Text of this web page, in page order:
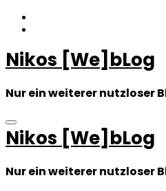
Zum
Inhalt
Nikos [We]bLog
Nur ein weiterer nutzloser
Nikos [We]bLog
Nur ein weiterer nutzloser